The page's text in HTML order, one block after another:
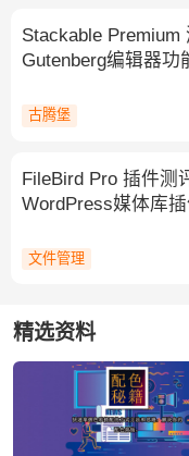
Stackable Premium
Gutenberg编辑器功
古腾堡
FileBird Pro 插件测
WordPress媒体库
文件管理
精选资料